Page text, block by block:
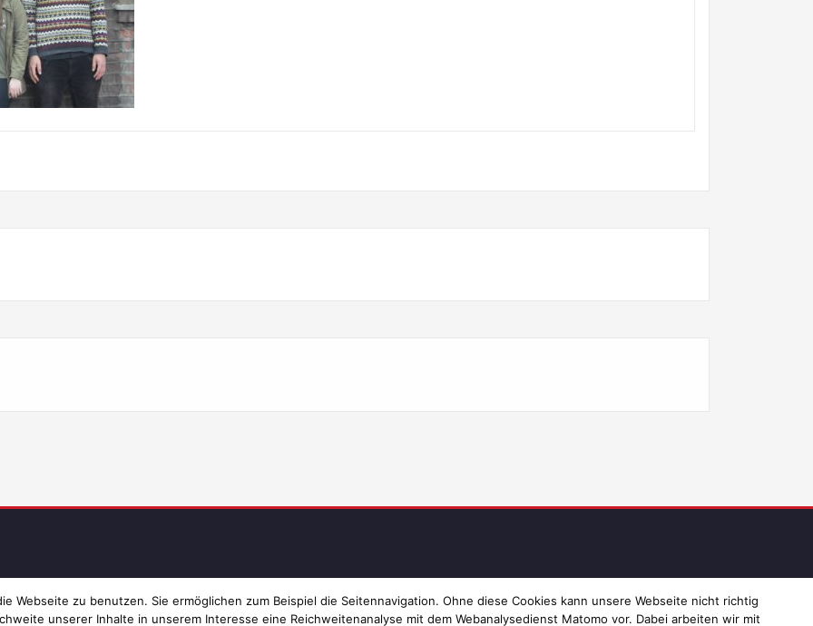
Impressum und Datenschutz
Webseite zu benutzen. Sie ermöglichen zum Beispiel die Seitennavigation. Ohne diese Cookies kann unsere Webseite nicht richtig
unserer Inhalte in unserem Interesse eine Reichweitenanalyse mit dem Webanalysedienst Matomo vor. Dabei arbeiten wir mit